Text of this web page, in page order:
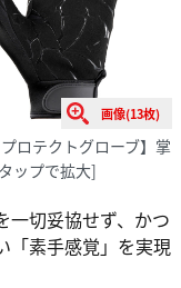
画像(13枚)
プロテクトグローブ】掌
ップで拡大]
一切妥協せず、かつ
「素手感覚」を実現